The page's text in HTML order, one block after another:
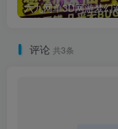
评论 共3条